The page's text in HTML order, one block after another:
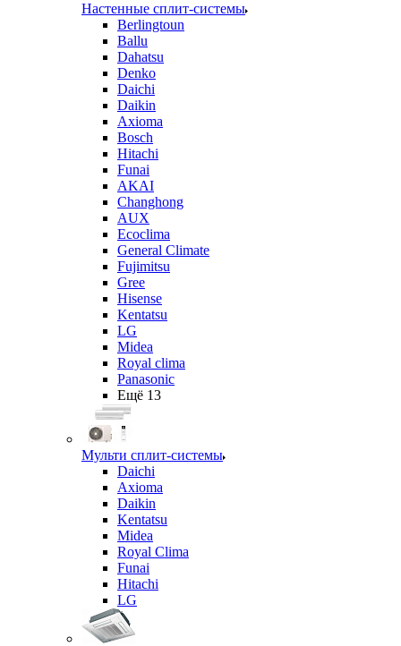
Настенные сплит-системы
Berlingtoun
Ballu
Dahatsu
Denko
Daichi
Daikin
Axioma
Bosch
Hitachi
Funai
AKAI
Changhong
AUX
Ecoclima
General Climate
Fujimitsu
Gree
Hisense
Kentatsu
LG
Midea
Royal clima
Panasonic
Ещё 13
Мульти сплит-системы
Daichi
Axioma
Daikin
Kentatsu
Midea
Royal Clima
Funai
Hitachi
LG